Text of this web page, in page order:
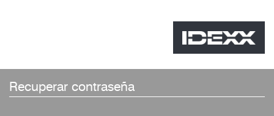
Recuperar contraseña